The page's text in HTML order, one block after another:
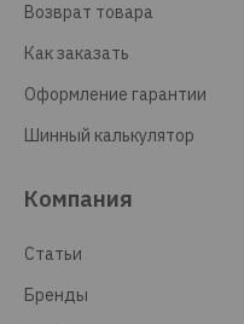
Возврат товара
Как заказать
Оформление гарантии
Шинный калькулятор
Компания
Статьи
Бренды